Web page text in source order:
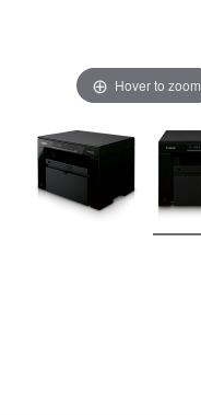
Hover to zoom